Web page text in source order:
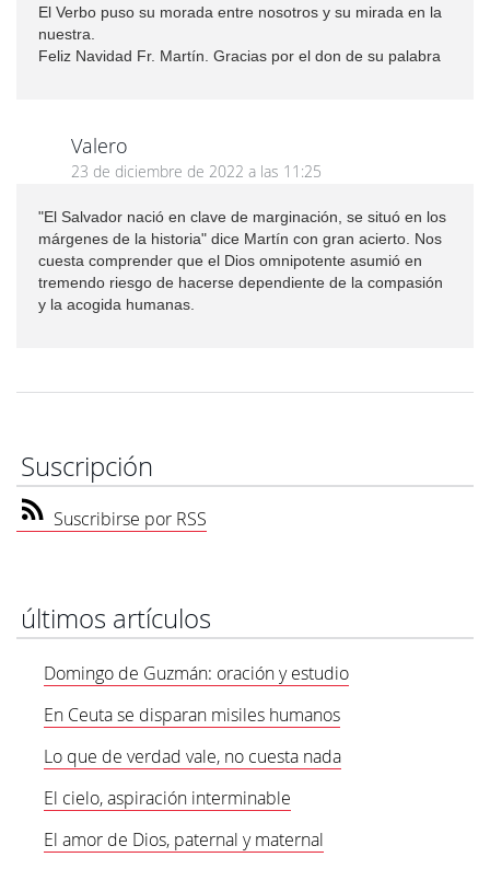
El Verbo puso su morada entre nosotros y su mirada en la
nuestra.
Feliz Navidad Fr. Martín. Gracias por el don de su palabra
Valero
23 de diciembre de 2022 a las 11:25
"El Salvador nació en clave de marginación, se situó en los
márgenes de la historia" dice Martín con gran acierto. Nos
cuesta comprender que el Dios omnipotente asumió en
tremendo riesgo de hacerse dependiente de la compasión
y la acogida humanas.
Suscripción
Suscribirse por RSS
últimos artículos
Domingo de Guzmán: oración y estudio
En Ceuta se disparan misiles humanos
Lo que de verdad vale, no cuesta nada
El cielo, aspiración interminable
El amor de Dios, paternal y maternal